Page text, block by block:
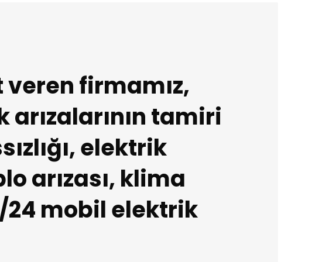
firmamız,
tamiri
elektrik
arızası, klima
24 mobil elektrik